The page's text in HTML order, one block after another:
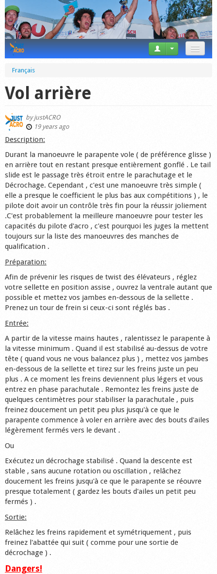
News
Tricks
Forum
Startplaces
Calendar
Gear
Market
Shop
Français
Vol arrière
byjustACRO
19 years ago
Description:
Durant la manoeuvre le parapente vole ( de préférence glisse )
en arrière tout en restant presque entièrement gonflé . Le tail
slide est le passage très étroit entre le parachutage et le
Décrochage. Cependant , c'est une manoeuvre très simple (
elle a presque le coefficient le plus bas aux compétitions ) , le
pilote doit avoir un contrôle très fin pour la réussir joliement
.C'est probablement la meilleure manoeuvre pour tester les
capacités du pilote d'acro , c'est pourquoi les juges la mettent
toujours sur la liste des manoeuvres des manches de
qualification .
Préparation:
Afin de prévenir les risques de twist des élévateurs , réglez
votre sellette en position assise , ouvrez la ventrale autant que
possible et mettez vos jambes en-dessous de la sellette .
Prenez un tour de frein si ceux-ci sont réglés bas .
Entrée:
A partir de la vitesse mains hautes , ralentissez le parapente à
la vitesse minimum . Quand il est stabilisé au-dessus de votre
tête ( quand vous ne vous balancez plus ) , mettez vos jambes
en-dessous de la sellette et tirez sur les freins juste un peu
plus . A ce moment les freins deviennent plus légers et vous
entrez en phase parachutale . Remontez les freins juste de
quelques centimètres pour stabiliser la parachutale , puis
freinez doucement un petit peu plus jusqu'à ce que le
parapente commence à voler en arrière avec des bouts d'ailes
légèrement fermés vers le devant .
Ou
Exécutez un décrochage stabilisé . Quand la descente est
stable , sans aucune rotation ou oscillation , relâchez
doucement les freins jusqu'à ce que le parapente se réouvre
presque totalement ( gardez les bouts d'ailes un petit peu
fermés ) .
Sortie:
Relâchez les freins rapidement et symétriquement , puis
freinez l'abattée qui suit ( comme pour une sortie de
décrochage ) .
Dangers!